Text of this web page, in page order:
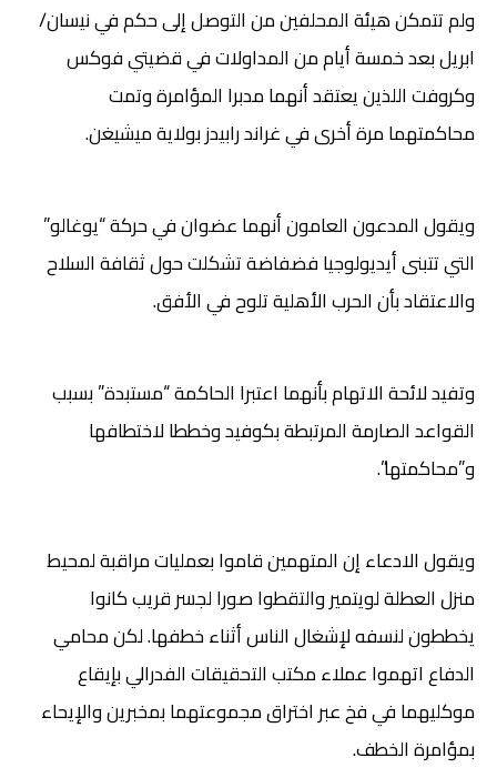
ولم تتمكن هيئة المحلفين من التوصل إلى حكم في نيسان/
ابريل بعد خمسة أيام من المداولات في قضيتي فوكس
وكروفت اللذين يعتقد أنهما مدبرا المؤامرة وتمت
محاكمتهما مرة أخرى في غراند رابيدز بولاية ميشيغن.
ويقول المدعون العامون أنهما عضوان في حركة “يوغالو”
التي تتبنى أيديولوجيا فضفاضة تشكلت حول ثقافة السلاح
والاعتقاد بأن الحرب الأهلية تلوح في الأفق.
وتفيد لائحة الاتهام بأنهما اعتبرا الحاكمة “مستبدة” بسبب
القواعد الصارمة المرتبطة بكوفيد وخططا لاختطافها
و”محاكمتها”.
ويقول الادعاء إن المتهمين قاموا بعمليات مراقبة لمحيط
منزل العطلة لويتمير والتقطوا صورا لجسر قريب كانوا
يخططون لنسفه لإشغال الناس أثناء خطفها. لكن محامي
الدفاع اتهموا عملاء مكتب التحقيقات الفدرالي بإيقاع
موكليهما في فخ عبر اختراق مجموعتهما بمخبرين والإيحاء
بمؤامرة الخطف.